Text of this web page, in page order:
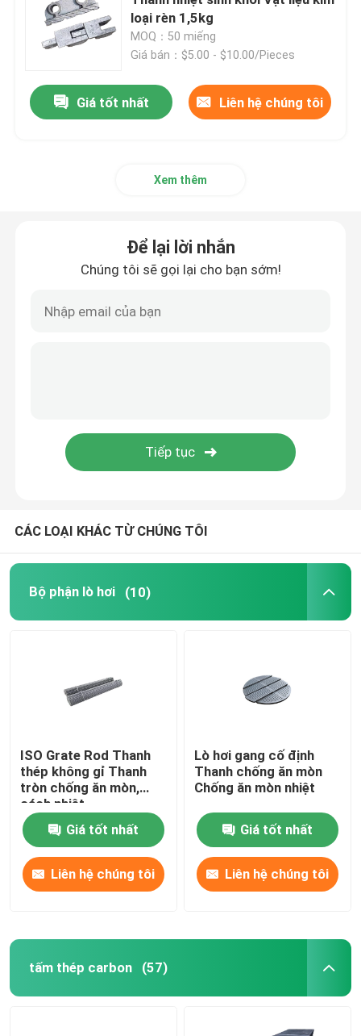
Ống thép chính xác
Tấm chắn ống nồi hơi
Lò hơi cố định Grate
loại rèn 1,5kg
MOQ：50 miếng
Giá bán：$5.00 - $10.00/Pieces
Giá tốt nhất Liên hệ chúng tôi
Xem thêm
Để lại lời nhắn
Chúng tôi sẽ gọi lại cho bạn sớm!
CÁC LOẠI KHÁC TỪ CHÚNG TÔI
Bộ phận lò hơi (10)
ISO Grate Rod Thanh
thép không gỉ Thanh
tròn chống ăn mòn,
cách nhiệt
Giá tốt nhất
Liên hệ chúng tôi
Lò hơi gang cố định
Thanh chống ăn mòn
Chống ăn mòn nhiệt
Giá tốt nhất
Liên hệ chúng tôi
tấm thép carbon (57)